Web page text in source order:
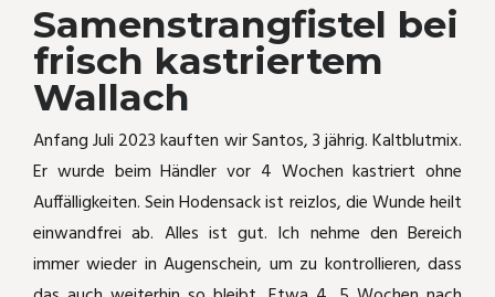
Samenstrangfistel bei
frisch kastriertem
Wallach
Anfang Juli 2023 kauften wir Santos, 3 jährig. Kaltblutmix.
Er wurde beim Händler vor 4 Wochen kastriert ohne
Auffälligkeiten. Sein Hodensack ist reizlos, die Wunde heilt
einwandfrei ab. Alles ist gut. Ich nehme den Bereich
immer wieder in Augenschein, um zu kontrollieren, dass